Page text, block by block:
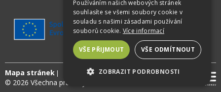
Mapa stránek
© 2026 Všechna práva vyhrazena
Používáním našich webových stránek
souhlasíte se všemi soubory cookie v
souladu s našimi zásadami používání
souborů cookie. Více informací
VŠE PŘIJMOUT VŠE ODMÍTNOUT
ZOBRAZIT PODROBNOSTI